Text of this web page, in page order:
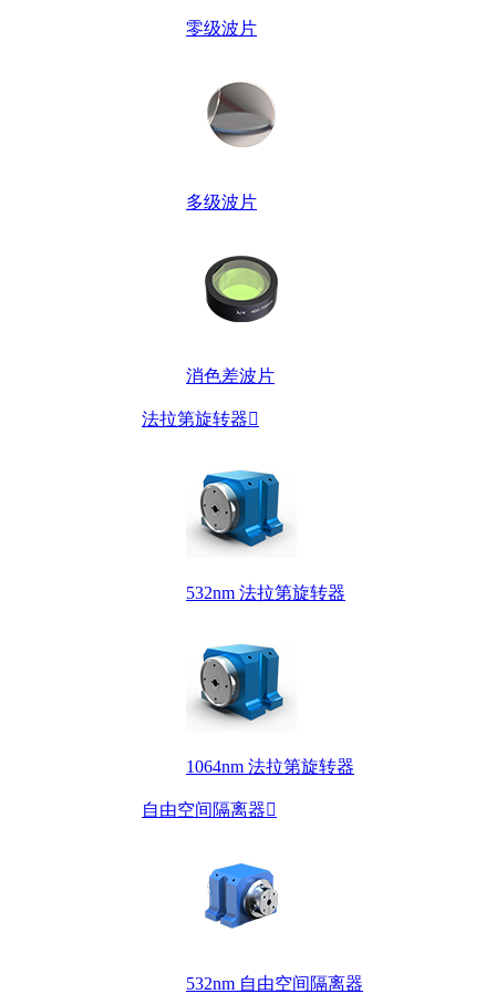
零级波片
多级波片
消色差波片
法拉第旋转器
532nm 法拉第旋转器
1064nm 法拉第旋转器
自由空间隔离器
532nm 自由空间隔离器